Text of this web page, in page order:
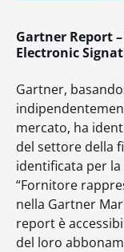
Gartner Report
Electronic
Gartner,
mercato, ha
del settore della
identificata per
“Fornitore
nella Gartner
report è
del loro